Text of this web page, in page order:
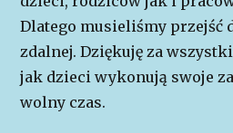
Dlatego musieliśmy przejść
zdalnej. Dziękuję za
jak dzieci wykonują swoje
wolny czas.